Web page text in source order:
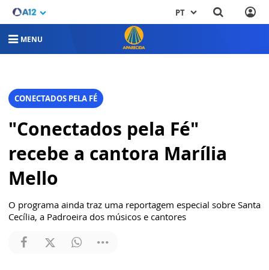
PT
MENU
CONECTADOS PELA FÉ
"Conectados pela Fé"
recebe a cantora Marília
Mello
O programa ainda traz uma reportagem especial sobre Santa
Cecília, a Padroeira dos músicos e cantores